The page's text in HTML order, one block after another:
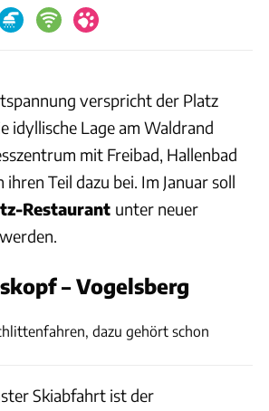
verspricht der Platz
idyllische Lage am Waldrand
mit Freibad, Hallenbad
Teil dazu bei. Im Januar soll
Restaurant unter neuer
– Vogelsberg
dazu gehört schon
Skiabfahrt ist der